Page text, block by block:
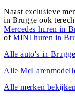
Naast exclusieve
in Brugge ook
Mercedes huren in
of MINI huren in
Alle auto's in Brugge
AlleMcLaren
Alle merken